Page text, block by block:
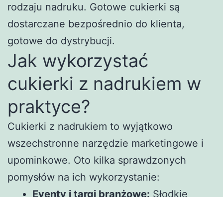
rodzaju nadruku. Gotowe cukierki są
dostarczane bezpośrednio do klienta,
gotowe do dystrybucji.
Jak wykorzystać
cukierki z nadrukiem w
praktyce?
Cukierki z nadrukiem to wyjątkowo
wszechstronne narzędzie marketingowe i
upominkowe. Oto kilka sprawdzonych
pomysłów na ich wykorzystanie:
Eventy i targi branżowe: Słodkie